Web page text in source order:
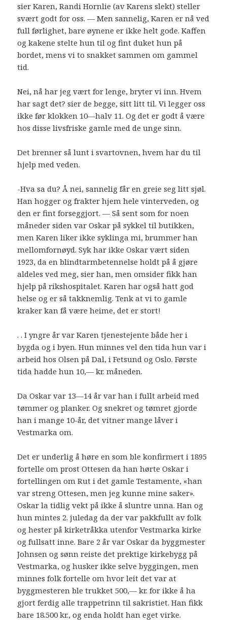
sier Karen, Randi Hornlie (av Karens slekt) steller
svært godt for oss. — Men sannelig, Karen er nå ved
full førlighet, bare øynene er ikke helt gode. Kaffen
og kakene stelte hun til og fint duket hun på
bordet, mens vi to snakket sammen om gammel
tid.
Nei, nå har jeg vært for lenge, bryter vi inn. Hvem
har sagt det? sier de begge, sitt litt til. Vi legger oss
ikke før klokken 10—halv 11. Og det er godt å være
hos disse livsfriske gamle med de unge sinn.
Det brenner så lunt i svartovnen, hvem har du til
hjelp med veden.
-Hva sa du? Å nei, sannelig får en greie seg litt sjøl.
Han hogger og frakter hjem hele vinterveden, og
den er fint forseggjort. — Så sent som for noen
måneder siden var Oskar på sykkel til butikken,
men Karen liker ikke syklinga mi, brummer han
mellomfornøyd. Syk har ikke Oskar vært siden
1923, da en blindtarmbetennelse holdt på å gjøre
aldeles ved meg, sier han, men omsider fikk han
hjelp på rikshospitalet. Karen har også hatt god
helse og er så takknemlig. Tenk at vi to gamle
kraker kan få være heime, det er stort!
. . I yngre år var Karen tjenestejente både her i
bygda og i byen. Hun minnes vel den tida hun var i
arbeid hos Olsen på Dal, i Fetsund og Oslo. Første
tida hadde hun 10,— kr. måneden.
Da Oskar var 13—14 år var han i fullt arbeid med
tømmer og planker. Og snekret og tømret gjorde
han i mange 10-år, det vitner mange låver i
Vestmarka om.
Det er underlig å høre en som ble konfirmert i 1895
fortelle om prost Ottesen da han hørte Oskar i
fortellingen om Rut i det gamle Testamente, «han
var streng Ottesen, men jeg kunne mine saker».
Oskar la tidlig vekt på ikke å sluntre unna. Han og
hun mintes 2. juledag da der var pakkfullt av folk
og hester på kirketråkka utenfor Vestmarka kirke
og fullsatt inne. Bare 2 år var Oskar da byggmester
Johnsen og sønn reiste det prektige kirkebygg på
Vestmarka, og husker ikke selve byggingen, men
minnes folk fortelle om hvor leit det var at
byggmesteren ble trukket 500,— kr. for ikke å ha
gjort ferdig alle trappetrinn til sakristiet. Han fikk
bare 18.500 kr., og enda holdt han eget virke.